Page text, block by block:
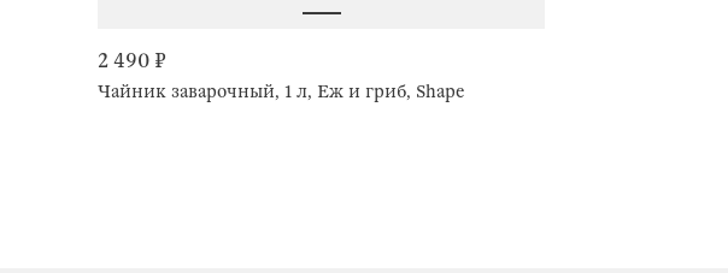
2 490 ₽
Чайник заварочный, 1 л, Еж и гриб, Shape